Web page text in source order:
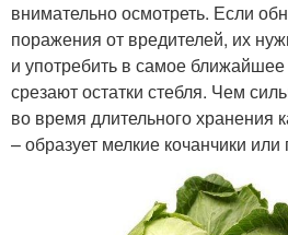
внимательно осмотреть. Если
поражения от вредителей, их
и употребить в самое
срезают остатки стебля. Чем
во время длительного хранения
– образует мелкие кочанчики или